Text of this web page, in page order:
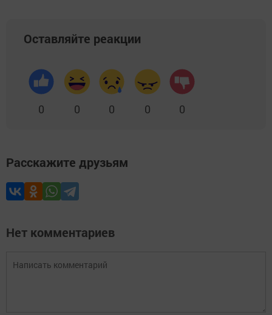
Оставляйте реакции
0 0 0 0 0
Расскажите друзьям
Нет комментариев